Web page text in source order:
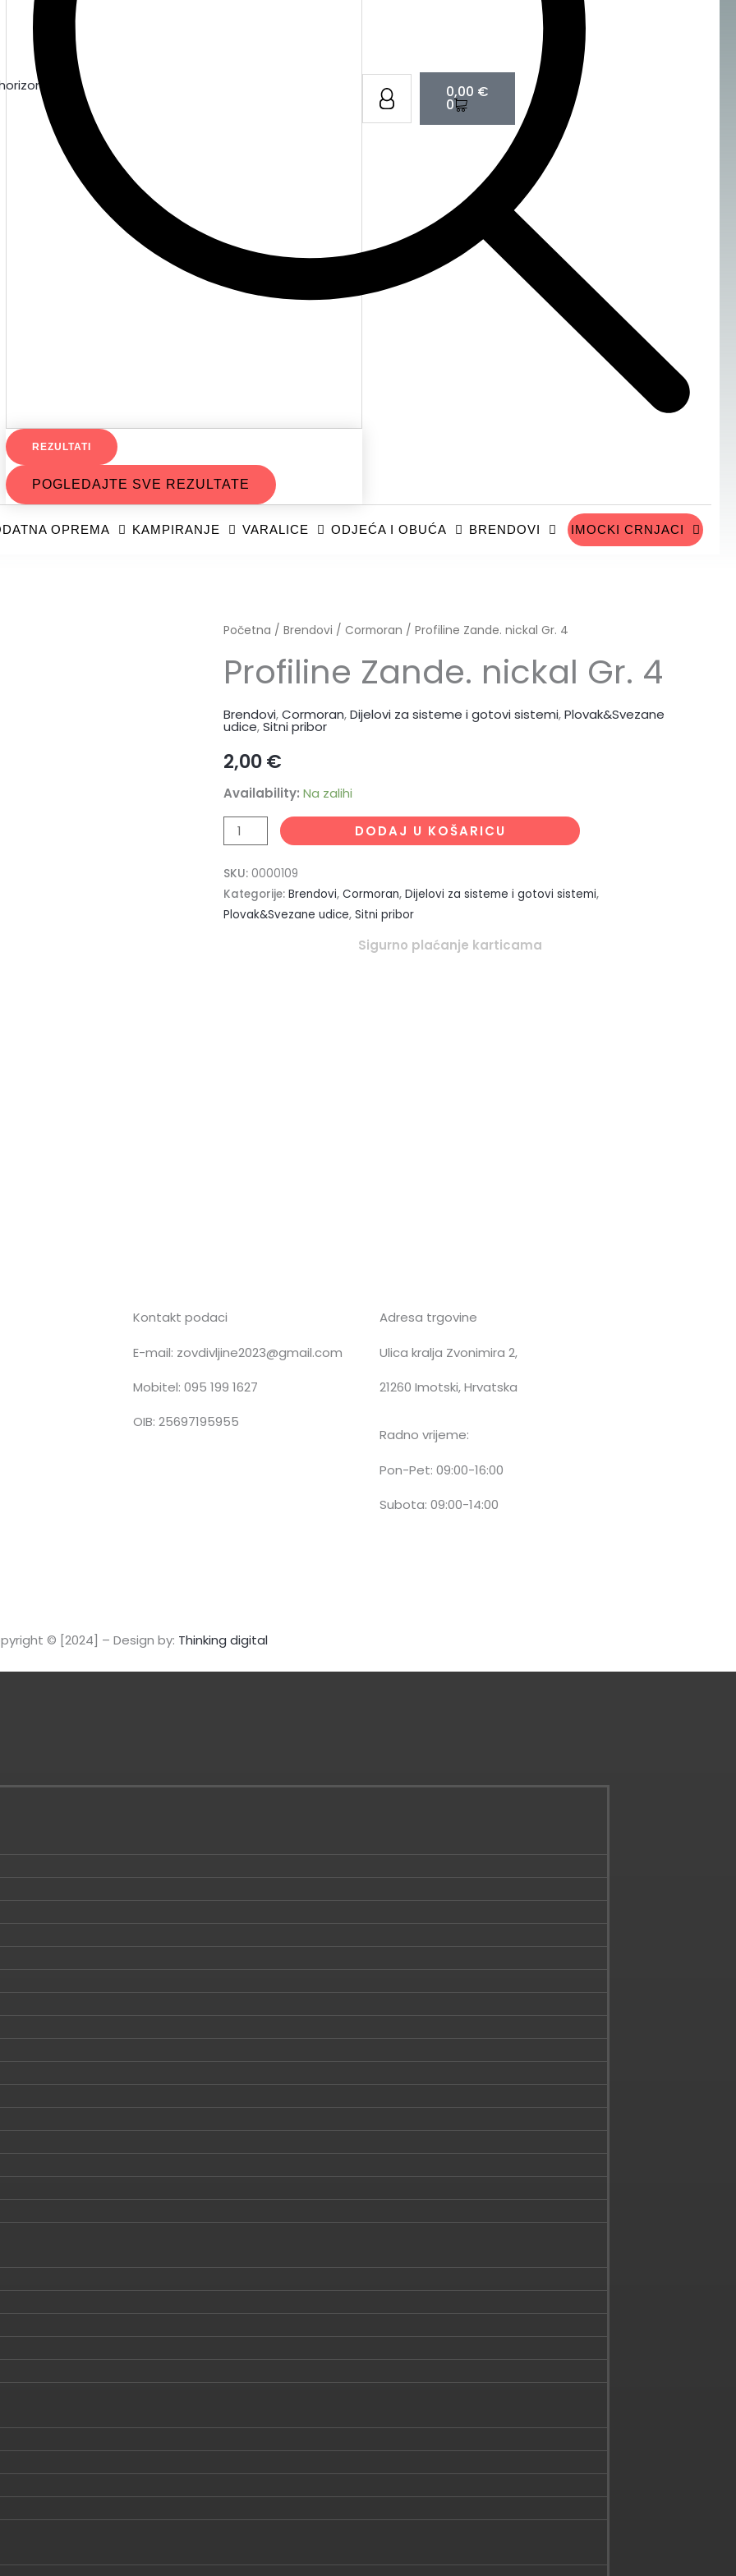
REZULTATI
POGLEDAJTE SVE REZULTATE
0,00 €
0
Cart
OPREMA KAMPIRANJE VARALICE ODJEĆA I OBUĆA BRENDOVI IMOCKI CRNJACI
Početna / Brendovi / Cormoran / Profiline Zande. nickal Gr. 4
Profiline Zande. nickal Gr. 4
Brendovi,Cormoran,Dijelovi za sisteme i gotovi sistemi,Plovak&Svezane
udice,Sitni pribor
2,00€
Availability: Na zalihi
Profiline
nickal
4
DODAJ U KOŠARICU
SKU: 0000109
Kategorije: Brendovi, Cormoran, Dijelovi za sisteme i gotovi sistemi,
Plovak&Svezane udice, Sitni pribor
Sigurno plaćanje karticama
Kontakt podaci
E-mail: zovdivljine2023@gmail.com
Mobitel: 095 199 1627
OIB: 25697195955
Adresa trgovine
Ulica kralja Zvonimira 2,
21260 Imotski, Hrvatska
Radno vrijeme:
Pon-Pet: 09:00-16:00
Subota: 09:00-14:00
© [2024] – Design by: Thinking digital